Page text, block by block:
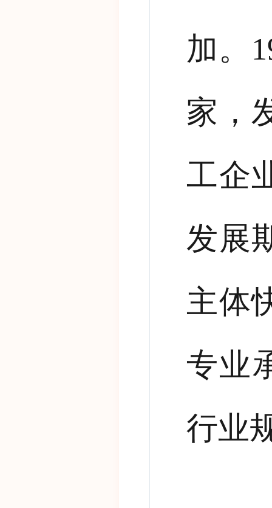
加。
家，
工企
发展
主体
专业
行业